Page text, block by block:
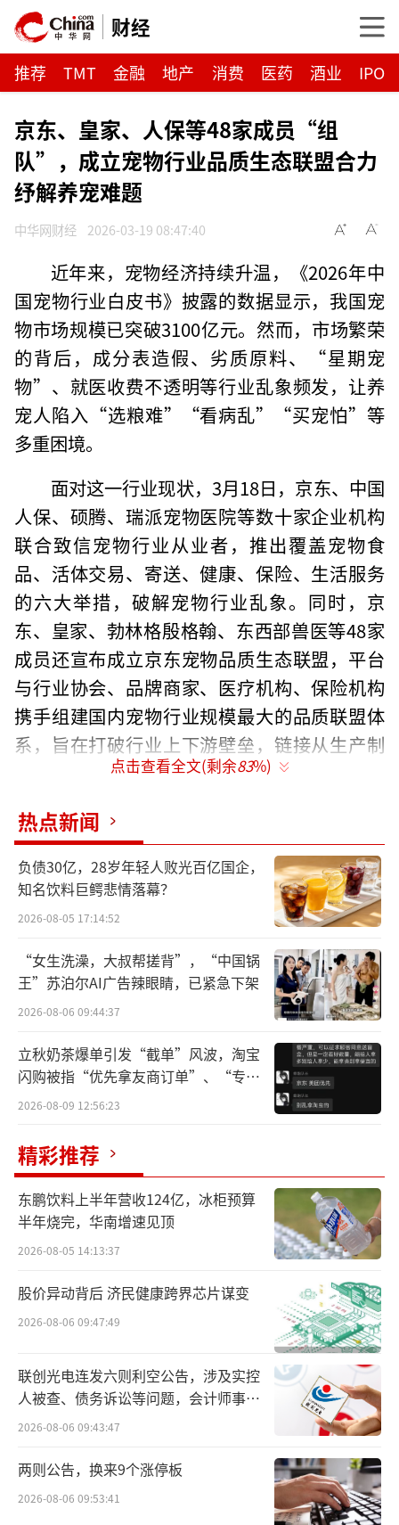
财经
推荐 TMT 金融 地产 消费 医药 酒业 IPO
京东、皇家、人保等48家成员“组
队”，成立宠物行业品质生态联盟合力
纾解养宠难题
中华网财经 2026-03-19 08:47:40
近年来，宠物经济持续升温，《2026年中
国宠物行业白皮书》披露的数据显示，我国宠
物市场规模已突破3100亿元。然而，市场繁荣
的背后，成分表造假、劣质原料、“星期宠
物”、就医收费不透明等行业乱象频发，让养
宠人陷入“选粮难”“看病乱”“买宠怕”等
多重困境。
面对这一行业现状，3月18日，京东、中国
人保、硕腾、瑞派宠物医院等数十家企业机构
联合致信宠物行业从业者，推出覆盖宠物食
品、活体交易、寄送、健康、保险、生活服务
的六大举措，破解宠物行业乱象。同时，京
东、皇家、勃林格殷格翰、东西部兽医等48家
成员还宣布成立京东宠物品质生态联盟，平台
与行业协会、品牌商家、医疗机构、保险机构
携手组建国内宠物行业规模最大的品质联盟体
系，旨在打破行业上下游壁垒，链接从生产制
造到渠道销售、从宠物产品开发到人宠生命关
展。
点击查看全文(剩余83%)
热点新闻
负债30亿，28岁年轻人败光百亿国企，
知名饮料巨鳄悲情落幕？
2026-08-05 17:14:52
“女生洗澡，大叔帮搓背”，“中国锅
王”苏泊尔AI广告辣眼睛，已紧急下架
2026-08-06 09:44:37
立秋奶茶爆单引发“截单”风波，淘宝
闪购被指“优先拿友商订单”、“专挑
贵的拿”
2026-08-09 12:56:23
精彩推荐
东鹏饮料上半年营收124亿，冰柜预算
半年烧完，华南增速见顶
2026-08-05 14:13:37
股价异动背后 济民健康跨界芯片谋变
2026-08-06 09:47:49
联创光电连发六则利空公告，涉及实控
人被查、债务诉讼等问题，会计师事务
所曾出具“保留意见”
2026-08-06 09:43:47
两则公告，换来9个涨停板
2026-08-06 09:53:41